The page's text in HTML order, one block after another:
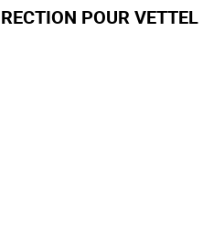
POUR VETTEL